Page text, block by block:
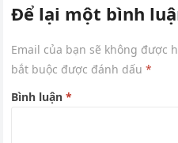
Để lại một bình
Email của bạn sẽ không được
bắt buộc được đánh dấu*
Bình luận*